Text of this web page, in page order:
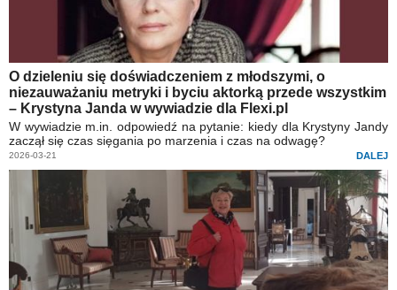
O dzieleniu się doświadczeniem z młodszymi, o
niezauważaniu metryki i byciu aktorką przede wszystkim
– Krystyna Janda w wywiadzie dla Flexi.pl
W wywiadzie m.in. odpowiedź na pytanie: kiedy dla Krystyny Jandy
zaczął się czas sięgania po marzenia i czas na odwagę?
2026-03-21 DALEJ